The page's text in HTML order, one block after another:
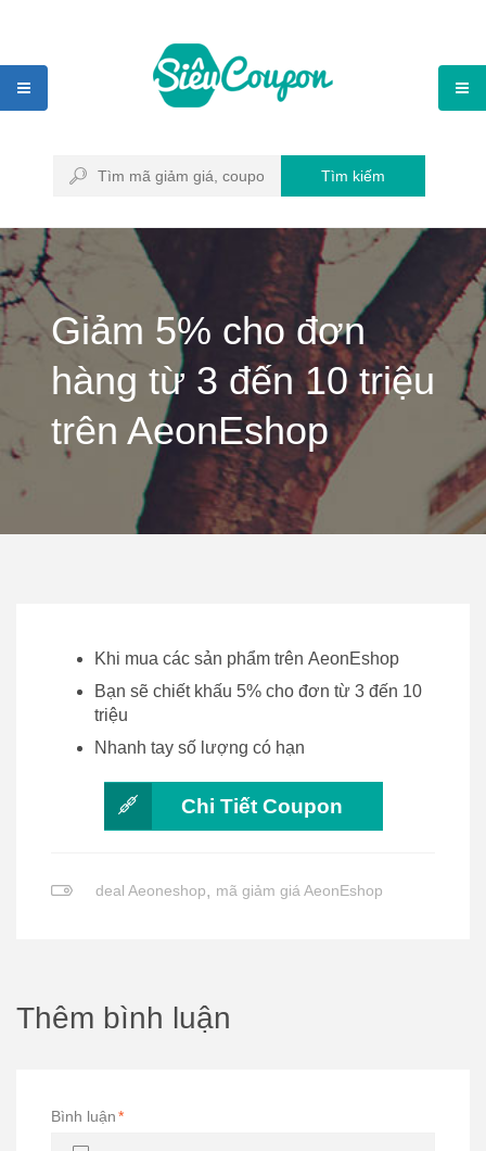
Tìm kiếm
Giảm 5% cho đơn
hàng từ 3 đến 10 triệu
trên AeonEshop
Khi mua các sản phẩm trên AeonEshop
Bạn sẽ chiết khấu 5% cho đơn từ 3 đến 10
triệu
Nhanh tay số lượng có hạn
Chi Tiết Coupon
deal Aeoneshop, mã giảm giá AeonEshop
Thêm bình luận
Bình luận*